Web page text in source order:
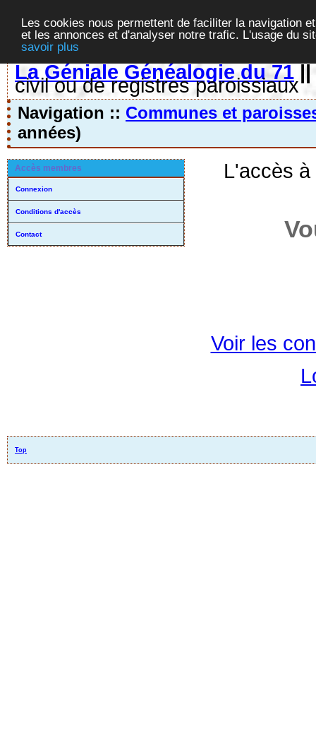
Les cookies nous permettent de faciliter la navigation
et les annonces et d'analyser notre trafic. L'usage du
savoir plus
La Géniale Généalogie du 71||
civil ou de registres paroissiaux
Navigation :: Communes et
années)
Accès membres
Connexion
Conditions d'accès
Contact
L'accès
Voir les
Top